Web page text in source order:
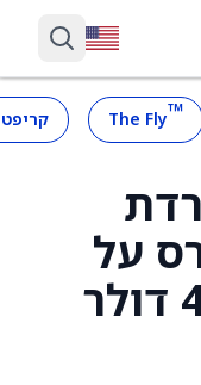
™
The Fly
על
גלולת הרזיה ב־49 דולר